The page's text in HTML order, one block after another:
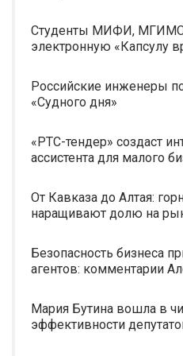
Студенты МИФИ, МГИМО
электронную «Капсулу
Российские инженеры
«Судного дня»
«РТС-тендер» создаст
ассистента для малого
От Кавказа до Алтая:
наращивают долю на
Безопасность бизнеса
агентов: комментарии
Мария Бутина вошла в
эффективности